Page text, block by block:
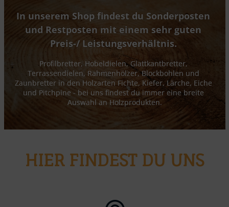
In unserem Shop findest du Sonderposten
und Restposten mit einem sehr guten
Preis-/ Leistungsverhältnis.
Profilbretter, Hobeldielen, Glattkantbretter,
Terrassendielen, Rahmenhölzer, Blockbohlen und
Zaunbretter in den Holzarten Fichte, Kiefer, Lärche, Eiche
und Pitchpine - bei uns findest du immer eine breite
Auswahl an Holzprodukten.
HIER FINDEST DU UNS